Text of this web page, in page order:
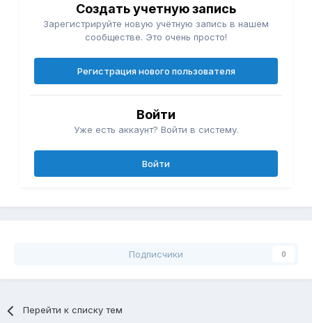
Создать учетную запись
Зарегистрируйте новую учётную запись в нашем
сообществе. Это очень просто!
Регистрация нового пользователя
Войти
Уже есть аккаунт? Войти в систему.
Войти
Подписчики 0
Перейти к списку тем